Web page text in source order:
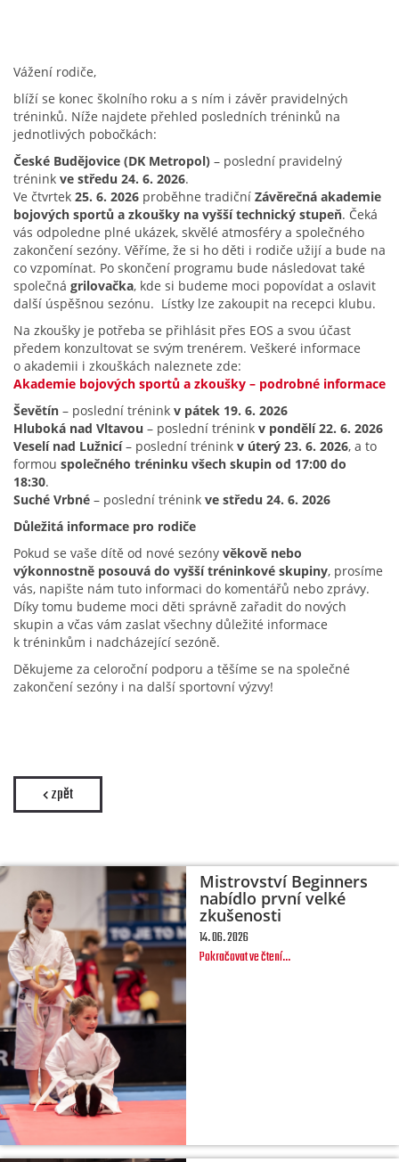
Vážení rodiče,
blíží se konec školního roku a s ním i závěr pravidelných
tréninků. Níže najdete přehled posledních tréninků na
jednotlivých pobočkách:
České Budějovice (DK Metropol) – poslední pravidelný
trénink ve středu 24. 6. 2026.
Ve čtvrtek 25. 6. 2026 proběhne tradiční Závěrečná akademie
bojových sportů a zkoušky na vyšší technický stupeň. Čeká
vás odpoledne plné ukázek, skvělé atmosféry a společného
zakončení sezóny. Věříme, že si ho děti i rodiče užijí a bude na
co vzpomínat. Po skončení programu bude následovat také
společná grilovačka, kde si budeme moci popovídat a oslavit
další úspěšnou sezónu. Lístky lze zakoupit na recepci klubu.
Na zkoušky je potřeba se přihlásit přes EOS a svou účast
předem konzultovat se svým trenérem. Veškeré informace
o akademii i zkouškách naleznete zde:
Akademie bojových sportů a zkoušky – podrobné informace
Ševětín – poslední trénink v pátek 19. 6. 2026
Hluboká nad Vltavou – poslední trénink v pondělí 22. 6. 2026
Veselí nad Lužnicí– poslední trénink v úterý 23. 6. 2026, a to
formou společného tréninku všech skupin od 17:00 do
18:30.
Suché Vrbné – poslední trénink ve středu 24. 6. 2026
Důležitá informace pro rodiče
Pokud se vaše dítě od nové sezóny věkově nebo
výkonnostně posouvá do vyšší tréninkové skupiny, prosíme
vás, napište nám tuto informaci do komentářů nebo zprávy.
Díky tomu budeme moci děti správně zařadit do nových
skupin a včas vám zaslat všechny důležité informace
k tréninkům i nadcházející sezóně.
Děkujeme za celoroční podporu a těšíme se na společné
zakončení sezóny i na další sportovní výzvy!
zpět
Mistrovství Beginners
nabídlo první velké
zkušenosti
14. 06. 2026
Pokračovat ve čtení...